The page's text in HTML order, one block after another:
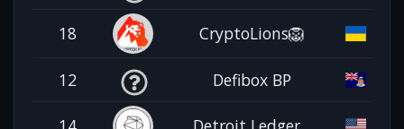
18 CryptoLions🦁
12 Defibox BP